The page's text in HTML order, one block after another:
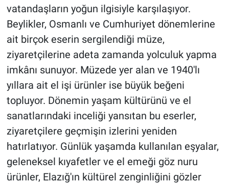
vatandaşların yoğun ilgisiyle karşılaşıyor.
Beylikler, Osmanlı ve Cumhuriyet dönemlerine
ait birçok eserin sergilendiği müze,
ziyaretçilerine adeta zamanda yolculuk yapma
imkânı sunuyor. Müzede yer alan ve 1940'lı
yıllara ait el işi ürünler ise büyük beğeni
topluyor. Dönemin yaşam kültürünü ve el
sanatlarındaki inceliği yansıtan bu eserler,
ziyaretçilere geçmişin izlerini yeniden
hatırlatıyor. Günlük yaşamda kullanılan eşyalar,
geleneksel kıyafetler ve el emeği göz nuru
ürünler, Elazığ'ın kültürel zenginliğini gözler